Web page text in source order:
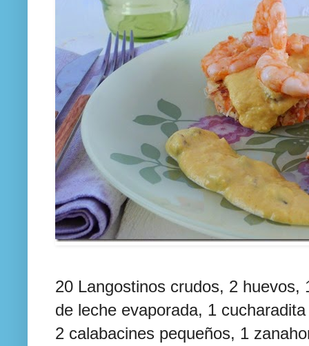
20 Langostinos crudos, 2
de leche evaporada, 1
2 calabacines pequeños, 1